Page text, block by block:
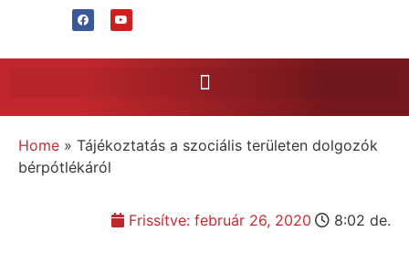
Home » Tájékoztatás a szociális területen dolgozók
bérpótlékáról
Frissítve: február 26, 2020 8:02 de.